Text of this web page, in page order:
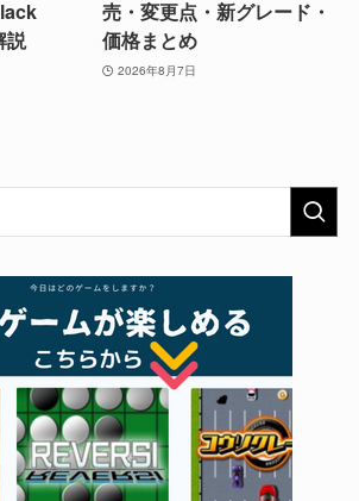
説
売・変更点・新グレード・
価格まとめ
2026年8月7日